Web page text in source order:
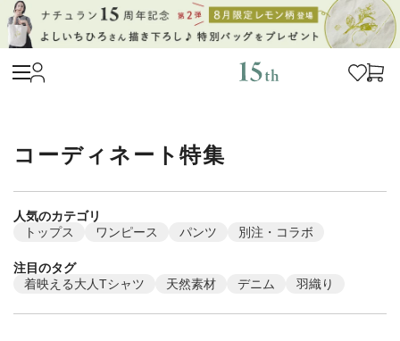
コーディネート特集
人気のカテゴリ
トップス
ワンピース パンツ 別注・コラボ
注目のタグ
着映える大人Tシャツ
天然素材 デニム 羽織り